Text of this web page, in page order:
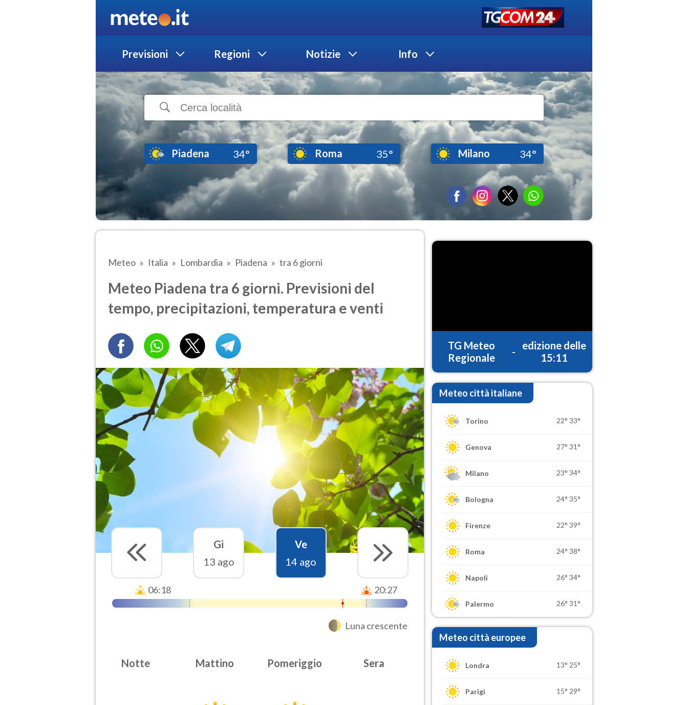
Previsioni Regioni Notizie Info
Piadena 34° Roma 35° Milano 34°
Meteo Italia Lombardia Piadena tra 6 giorni
Meteo Piadena tra 6 giorni. Previsioni del
tempo, precipitazioni, temperatura e venti
Gi
13 ago
Ve
14 ago
06:18 20:27
Luna crescente
Notte Mattino Pomeriggio Sera
TG Meteo
Regionale
-
edizione delle
15:11
Meteo città italiane
Torino 22° 33°
Genova 27° 31°
Milano 23° 34°
Bologna 24° 35°
Firenze 22° 39°
Roma 24° 38°
Napoli 26° 34°
Palermo 26° 31°
Meteo città europee
Londra 13° 25°
Parigi 15° 29°